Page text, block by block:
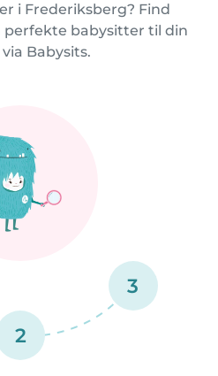
i Frederiksberg? Find
babysitter til din
Babysits.
2
3